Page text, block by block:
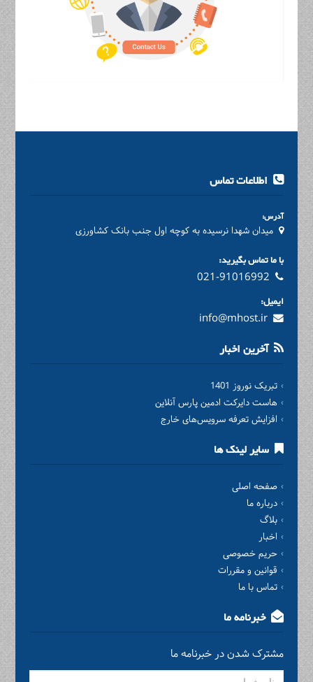
اطلاعات تماس
آدرس:
میدان شهدا نرسیده به کوچه اول جنب بانک کشاورزی
با ما تماس بگیرید:
021-91016992
ایمیل:
info@mhost.ir
آخرین اخبار
تبریک نوروز 1401
هاست دایرکت ادمین پارس آنلاین
افزایش تعرفه سرویس‌های خارج
سایر لینک ها
صفحه اصلی
درباره ما
بلاگ
اخبار
حریم خصوصی
قوانین و مقررات
تماس با ما
خبرنامه ما
مشترک شدن در خبرنامه ما